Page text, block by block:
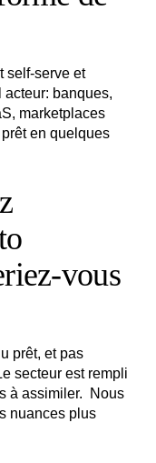
self-serve et
acteur: banques,
marketplaces
en quelques
vous
prêt, et pas
secteur est rempli
à assimiler. Nous
nuances plus